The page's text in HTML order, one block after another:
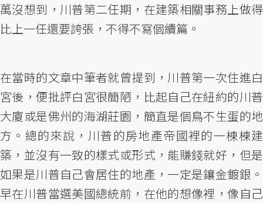
萬沒想到，川普第二任期，在建築相關事務上做得
比上一任還要誇張，不得不寫個續篇。
在當時的文章中筆者就曾提到，川普第一次住進白
宮後，便批評白宮很簡陋，比起自己在紐約的川普
大廈或是佛州的海湖莊園，簡直是個鳥不生蛋的地
方。總的來說，川普的房地產帝國裡的一棟棟建
築，並沒有一致的樣式或形式，能賺錢就好，但是
如果是川普自己會居住的地產，一定是鑲金鍍銀。
早在川普當選美國總統前，在他的想像裡，像自己